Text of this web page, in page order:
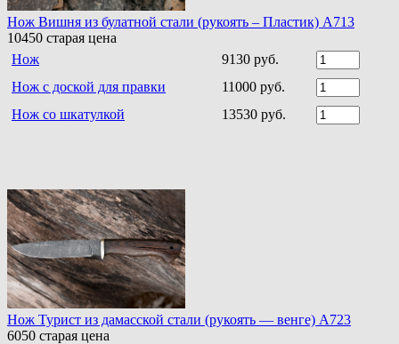
Нож Вишня из булатной стали (рукоять – Пластик) A713
10450 старая цена
Нож
9130 руб.
Нож с доской для правки
11000 руб.
Нож со шкатулкой
13530 руб.
Нож Турист из дамасской стали (рукоять — венге) A723
6050 старая цена